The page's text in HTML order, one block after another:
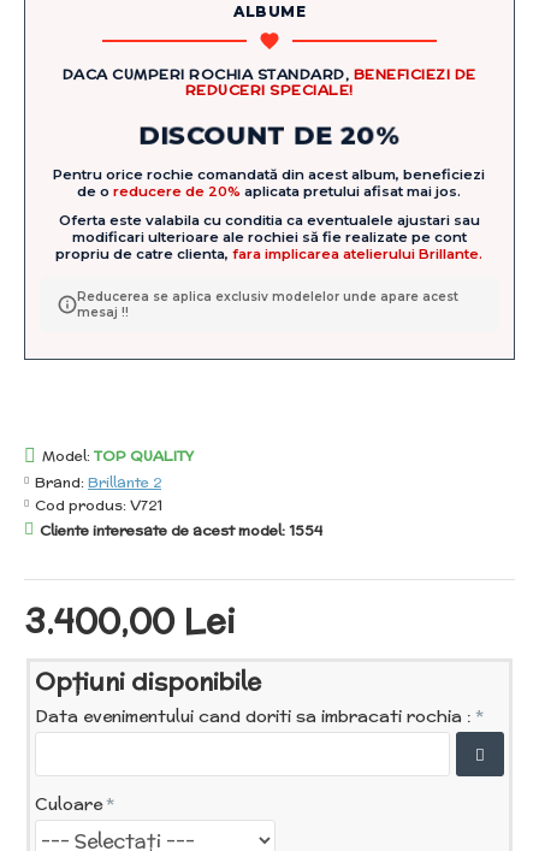
ALBUME
DACA CUMPERI ROCHIA STANDARD, BENEFICIEZI DE
REDUCERI SPECIALE!
DISCOUNT DE 20%
Pentru orice rochie comandată din acest album, beneficiezi
de oreducere de 20% aplicata pretului afisat mai jos.
Oferta este valabila cu conditia ca eventualele ajustari sau
modificari ulterioare ale rochiei să fie realizate pe cont
propriu de catre clienta,fara implicarea atelierului Brillante.
Reducerea se aplica exclusiv modelelor unde apare acest
mesaj !!
3.400,00 Lei
Model:TOP QUALITY
Brand:Brillante 2
Cod produs:V721
Cliente interesate de acest model: 1554
Opţiuni disponibile
Data evenimentului cand doriti sa imbracati rochia :
Culoare